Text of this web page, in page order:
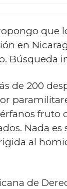
que
en
Búsqueda
de 200
fruto
Nada
al
de